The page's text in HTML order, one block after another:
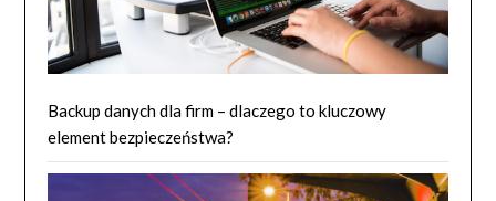
Backup danych dla firm – dlaczego to kluczowy
element bezpieczeństwa?